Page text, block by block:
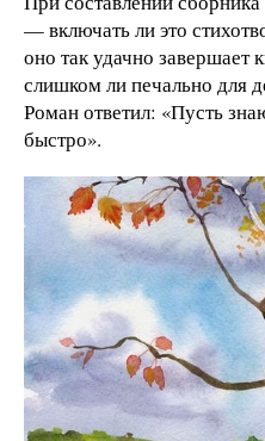
— включать ли это
оно так удачно завершает
слишком ли печально для
Роман ответил: «Пусть
быстро».